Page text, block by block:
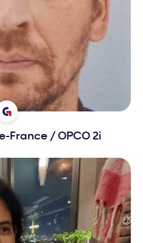
France / OPCO 2i